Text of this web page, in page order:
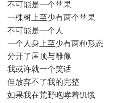
不可能是一个苹果
一棵树上至少有两个苹果
不可能是一个人
一个人身上至少有两种形态
分开了屋顶与雕像
我或许就一个笑话
但放弃不了我的完整
如果我在荒野咆哮着饥饿